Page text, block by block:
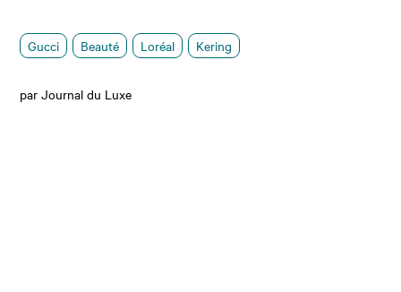
Gucci Beauté Loréal Kering
par Journal du Luxe